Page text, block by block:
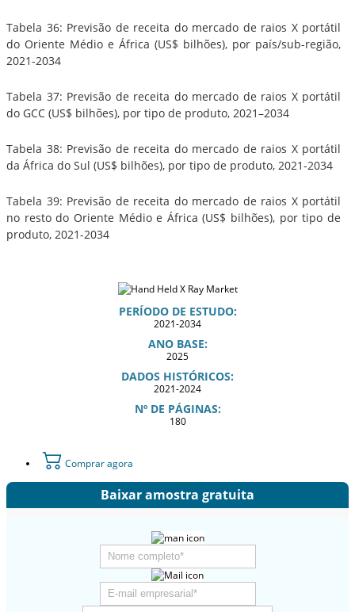
Tabela 36: Previsão de receita do mercado de raios X portátil
do Oriente Médio e África (US$ bilhões), por país/sub-região,
2021-2034
Tabela 37: Previsão de receita do mercado de raios X portátil
do GCC (US$ bilhões), por tipo de produto, 2021–2034
Tabela 38: Previsão de receita do mercado de raios X portátil
da África do Sul (US$ bilhões), por tipo de produto, 2021-2034
Tabela 39: Previsão de receita do mercado de raios X portátil
no resto do Oriente Médio e África (US$ bilhões), por tipo de
produto, 2021-2034
PERÍODO DE ESTUDO:
2021-2034
ANO BASE:
2025
DADOS HISTÓRICOS:
2021-2024
Nº DE PÁGINAS:
180
Comprar agora
Baixar amostra gratuita